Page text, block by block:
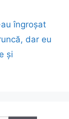
îngroșat
dar eu
și